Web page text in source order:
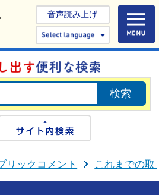
音声読み上げ
Select
Google検索
リックコメント これまでの取